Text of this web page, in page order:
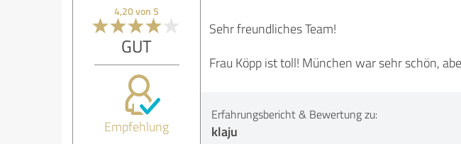
4,20 von 5
GUT
Empfehlung
Sehr freundliches Team!
Frau Köpp ist toll! München war sehr schön,
Erfahrungsbericht & Bewertung zu:
klaju